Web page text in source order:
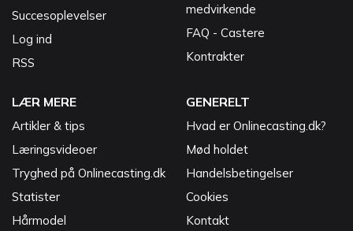
Succesoplevelser
Log ind
RSS
medvirkende
FAQ - Castere
Kontrakter
LÆR MERE
Artikler & tips
Læringsvideoer
Tryghed på Onlinecasting.dk
Statister
Hårmodel
GENERELT
Hvad er Onlinecasting.dk?
Mød holdet
Handelsbetingelser
Cookies
Kontakt